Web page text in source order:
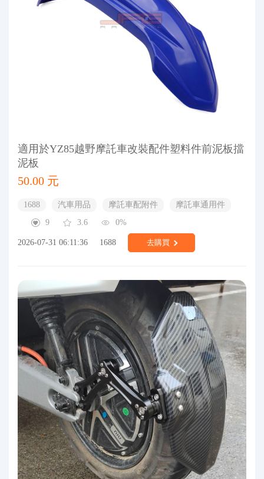
適用於YZ85越野摩託車改裝配件塑料件前泥板擋
泥板
50.00 元
1688 汽車用品 摩託車配附件
摩託車通用件
9
3.6 0%
2026-07-31 06:11:36 1688 去購買